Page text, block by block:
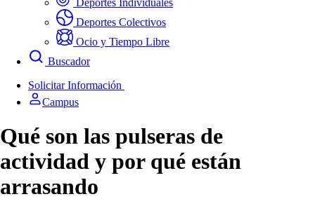
Deportes Individuales
Deportes Colectivos
Ocio y Tiempo Libre
Buscador
Solicitar Información
Campus
Qué son las pulseras de
actividad y por qué están
arrasando